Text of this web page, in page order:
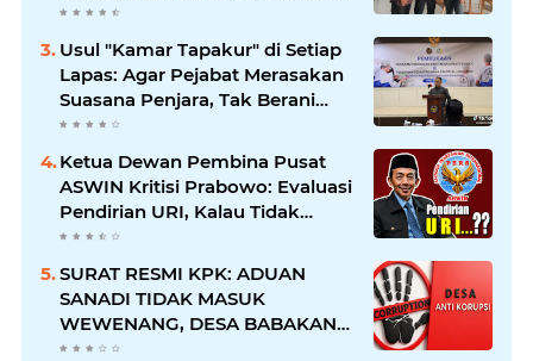
Proporsional: Restoratif untuk
Lemah, Tegas untuk Narkoba &
Oknum
Usul "Kamar Tapakur" di Setiap
Lapas: Agar Pejabat Merasakan
Suasana Penjara, Tak Berani
Korupsi dan Menyalahgunakan
Ketua Dewan Pembina Pusat
ASWIN Kritisi Prabowo: Evaluasi
Pendirian URI, Kalau Tidak
Mendesak Sebaiknya
SURAT RESMI KPK: ADUAN
SANADI TIDAK MASUK
WEWENANG, DESA BABAKAN
JUSTRU DITETAPKAN DESA